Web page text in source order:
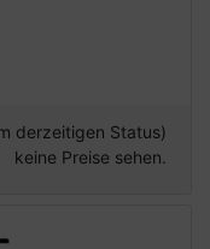
derzeitigen Status)
keine Preise sehen.